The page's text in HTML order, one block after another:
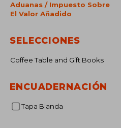
Aduanas / Impuesto Sobre
El Valor Añadido
SELECCIONES
Coffee Table and Gift Books
ENCUADERNACIÓN
Tapa Blanda